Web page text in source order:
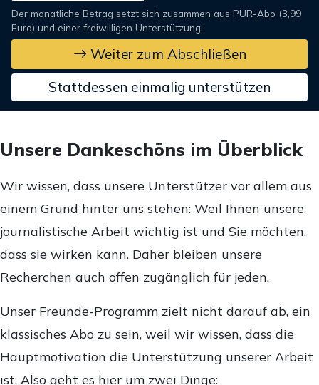
Der monatliche Betrag setzt sich zusammen aus PUR-Abo (3,99
Euro) und einer freiwilligen Unterstützung.
Weiter zum Abschließen
Stattdessen einmalig unterstützen
Unsere Dankeschöns im Überblick
Wir wissen, dass unsere Unterstützer vor allem aus
einem Grund hinter uns stehen: Weil Ihnen unsere
journalistische Arbeit wichtig ist und Sie möchten,
dass sie wirken kann. Daher bleiben unsere
Recherchen auch offen zugänglich für jeden.
Unser Freunde-Programm zielt nicht darauf ab, ein
klassisches Abo zu sein, weil wir wissen, dass die
Hauptmotivation die Unterstützung unserer Arbeit
ist. Also geht es hier um zwei Dinge: